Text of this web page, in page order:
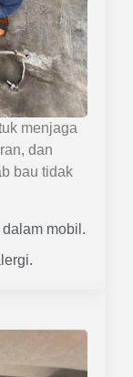
menjaga
dan
bau tidak
mobil.